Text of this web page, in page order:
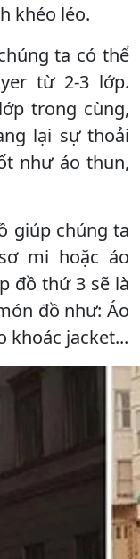
khéo léo.
ta có thể
từ 2-3 lớp.
trong cùng,
lại sự thoải
như áo thun,
giúp chúng ta
mi hoặc áo
đồ thứ 3 sẽ là
đồ như: Áo
khoác jacket...